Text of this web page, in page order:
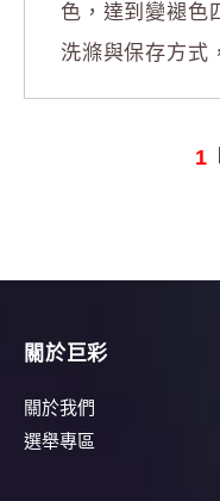
色，達到變褪色
洗滌與保存方式
1 |
關於巨彩
關於我們
選舉專區